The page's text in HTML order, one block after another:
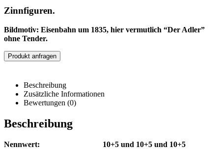
Zinnfiguren.
Bildmotiv: Eisenbahn um 1835, hier vermutlich “Der Adler”
ohne Tender.
Produkt anfragen
Beschreibung
Zusätzliche Informationen
Bewertungen (0)
Beschreibung
Nennwert: 10+5 und 10+5 und 10+5